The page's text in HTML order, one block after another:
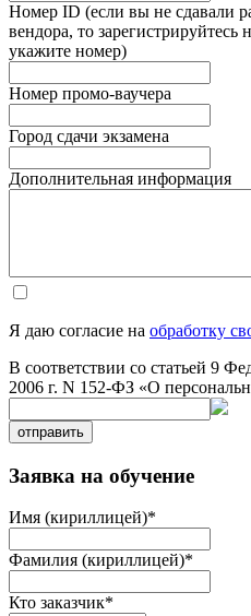
Номер ID (если вы не сдавали
вендора, то зарегистрируйтесь
укажите номер)
Номер промо-ваучера
Город сдачи экзамена
Дополнительная информация
Я даю согласие на обработку
В соответствии со статьей 9
2006 г. N 152-ФЗ «О
отправить
Заявка на обучение
Имя (кириллицей)*
Фамилия (кириллицей)*
Кто заказчик*